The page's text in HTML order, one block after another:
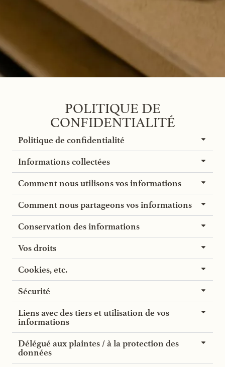
POLITIQUE DE
CONFIDENTIALITÉ
Politique de confidentialité
Informations collectées
Comment nous utilisons vos informations
Comment nous partageons vos informations
Conservation des informations
Vos droits
Cookies, etc.
Sécurité
Liens avec des tiers et utilisation de vos
informations
Délégué aux plaintes / à la protection des
données